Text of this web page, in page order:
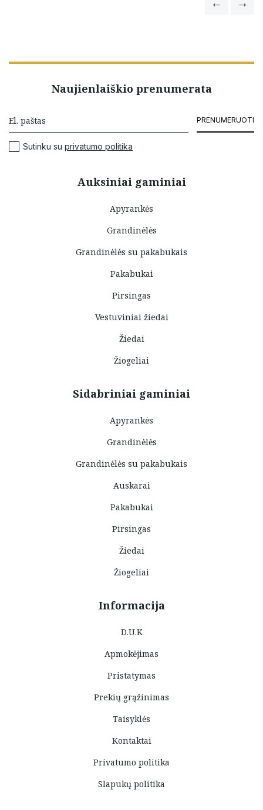
Auksiniai gaminiai
Apyrankės
Grandinėlės
Grandinėlės su pakabukais
Pakabukai
Pirsingas
Vestuviniai žiedai
Žiedai
Žiogeliai
Sidabriniai gaminiai
Apyrankės
Grandinėlės
Grandinėlės su pakabukais
Auskarai
Pakabukai
Pirsingas
Žiedai
Žiogeliai
Informacija
D.U.K
Apmokėjimas
Pristatymas
Prekių grąžinimas
Taisyklės
Kontaktai
Privatumo politika
Slapukų politika
Naujienlaiškio prenumerata
PRENUMERUOTI
Sutinku su privatumo politika